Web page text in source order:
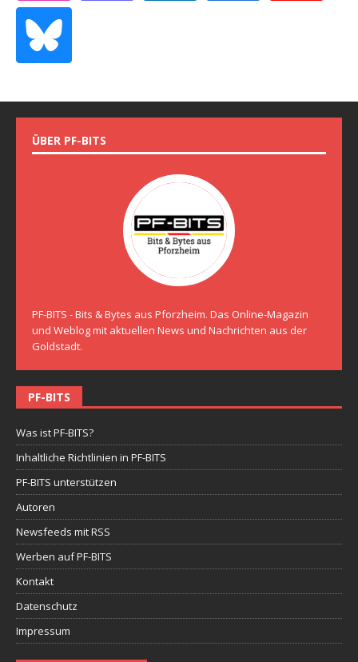
ÜBER PF-BITS
PF-BITS - Bits & Bytes aus Pforzheim. Das Online-Magazin
und Weblog mit aktuellen News und Nachrichten aus der
Goldstadt.
PF-BITS
Was ist PF-BITS?
Inhaltliche Richtlinien in PF-BITS
PF-BITS unterstützen
Autoren
Newsfeeds mit RSS
Werben auf PF-BITS
Kontakt
Datenschutz
Impressum